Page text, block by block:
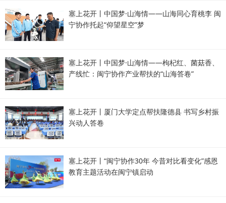
塞上花开丨中国梦·山海情——山海同心育桃李 闽
宁协作托起“仰望星空”梦
塞上花开丨中国梦·山海情——枸杞红、菌菇香、
产线忙：闽宁协作产业帮扶的“山海答卷”
塞上花开丨厦门大学定点帮扶隆德县 书写乡村振
兴动人答卷
塞上花开丨“闽宁协作30年 今昔对比看变化”感恩
教育主题活动在闽宁镇启动